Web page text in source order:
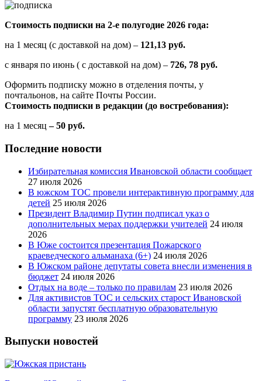
Стоимость подписки на 2-е полугодие 2026 года:
на 1 месяц (с доставкой на дом) – 121,13 руб.
с января по июнь ( с доставкой на дом) – 726, 78 руб.
Оформить подписку можно в отделения почты, у
почтальонов, на сайте Почты России.
Стоимость подписки в редакции (до востребования):
на 1 месяц – 50 руб.
Последние новости
Избирательная комиссия Ивановской области сообщает
27 июля 2026
В южском ТОС провели интерактивную программу для
детей 25 июля 2026
Президент Владимир Путин подписал указ о
дополнительных мерах поддержки учителей 24 июля
2026
В Юже состоится презентация Пожарского
краеведческого альманаха (6+) 24 июля 2026
В Южском районе депутаты совета внесли изменения в
бюджет 24 июля 2026
Отдых на воде – только по правилам 23 июля 2026
Для активистов ТОС и сельских старост Ивановской
области запустят бесплатную образовательную
программу 23 июля 2026
Выпуски новостей